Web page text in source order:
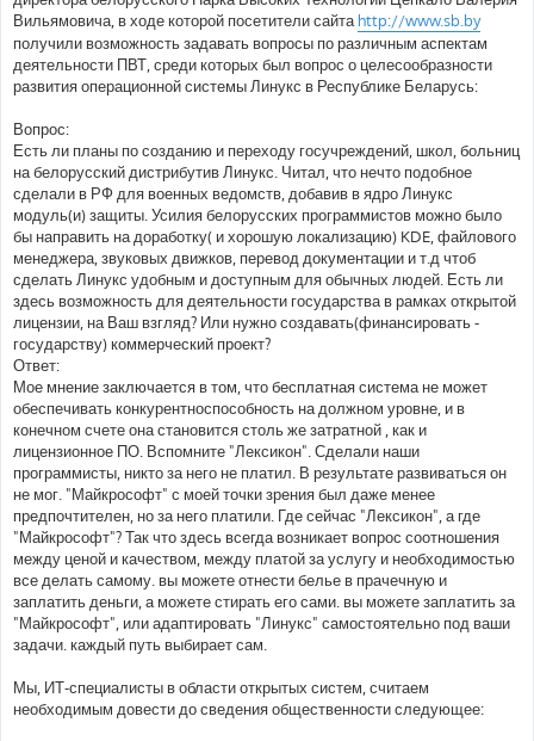
Вильямовича, в ходе которой посетители сайта http://www.sb.by
получили возможность задавать вопросы по различным аспектам
деятельности ПВТ, среди которых был вопрос о целесообразности
развития операционной системы Линукс в Республике Беларусь:
Вопрос:
Есть ли планы по созданию и переходу госучреждений, школ, больниц
на белорусский дистрибутив Линукс. Читал, что нечто подобное
сделали в РФ для военных ведомств, добавив в ядро Линукс
модуль(и) защиты. Усилия белорусских программистов можно было
бы направить на доработку( и хорошую локализацию) KDE, файлового
менеджера, звуковых движков, перевод документации и т.д чтоб
сделать Линукс удобным и доступным для обычных людей. Есть ли
здесь возможность для деятельности государства в рамках открытой
лицензии, на Ваш взгляд? Или нужно создавать(финансировать -
государству) коммерческий проект?
Ответ:
Мое мнение заключается в том, что бесплатная система не может
обеспечивать конкурентноспособность на должном уровне, и в
конечном счете она становится столь же затратной , как и
лицензионное ПО. Вспомните "Лексикон". Сделали наши
программисты, никто за него не платил. В результате развиваться он
не мог. "Майкрософт" с моей точки зрения был даже менее
предпочтителен, но за него платили. Где сейчас "Лексикон", а где
"Майкрософт"? Так что здесь всегда возникает вопрос соотношения
между ценой и качеством, между платой за услугу и необходимостью
все делать самому. вы можете отнести белье в прачечную и
заплатить деньги, а можете стирать его сами. вы можете заплатить за
"Майкрософт", или адаптировать "Линукс" самостоятельно под ваши
задачи. каждый путь выбирает сам.
Мы, ИТ-специалисты в области открытых систем, считаем
необходимым довести до сведения общественности следующее: